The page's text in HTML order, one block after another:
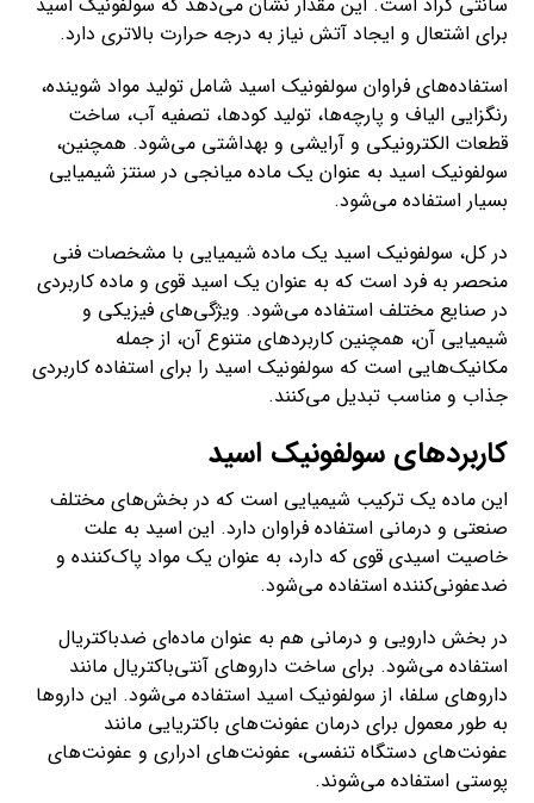
برای اشتعال و ایجاد آتش نیاز به درجه حرارت بالاتری دارد.
استفاده‌های فراوان سولفونیک اسید شامل تولید مواد شوینده،
رنگزایی الیاف و پارچه‌ها، تولید کودها، تصفیه آب، ساخت
قطعات الکترونیکی و آرایشی و بهداشتی می‌شود. همچنین،
سولفونیک اسید به عنوان یک ماده میانجی در سنتز شیمیایی
بسیار استفاده می‌شود.
در کل، سولفونیک اسید یک ماده شیمیایی با مشخصات فنی
منحصر به فرد است که به عنوان یک اسید قوی و ماده کاربردی
در صنایع مختلف استفاده می‌شود. ویژگی‌های فیزیکی و
شیمیایی آن، همچنین کاربردهای متنوع آن، از جمله
مکانیک‌هایی است که سولفونیک اسید را برای استفاده کاربردی
جذاب و مناسب تبدیل می‌کنند.
کاربردهای سولفونیک اسید
این ماده یک ترکیب شیمیایی است که در بخش‌های مختلف
صنعتی و درمانی استفاده فراوان دارد. این اسید به علت
خاصیت اسیدی قوی که دارد، به عنوان یک مواد پاک‌کننده و
ضدعفونی‌کننده استفاده می‌شود.
در بخش دارویی و درمانی هم به عنوان ماده‌ای ضدباکتریال
استفاده می‌شود. برای ساخت داروهای آنتی‌باکتریال مانند
داروهای سلفا، از سولفونیک اسید استفاده می‌شود. این داروها
به طور معمول برای درمان عفونت‌های باکتریایی مانند
عفونت‌های دستگاه تنفسی، عفونت‌های ادراری و عفونت‌های
پوستی استفاده می‌شوند.